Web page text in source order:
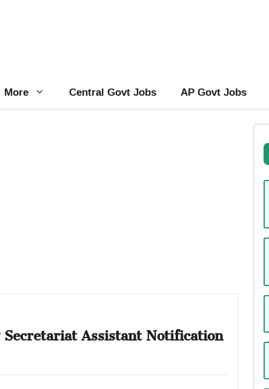
More Central Govt Jobs AP Govt Jobs
Assistant Notification